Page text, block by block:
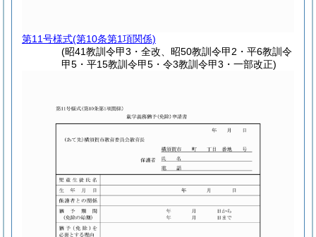
第11号様式(第10条第1項関係)
(昭41教訓令甲3・全改、昭50教訓令甲2・平6教訓令
甲5・平15教訓令甲5・令3教訓令甲3・一部改正)